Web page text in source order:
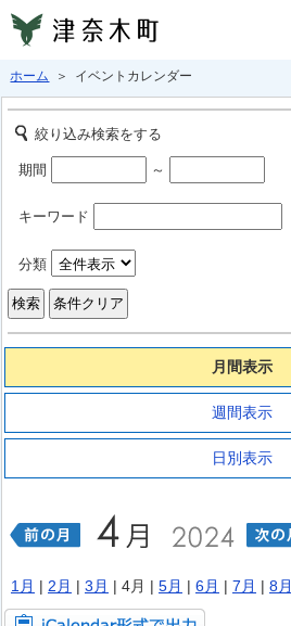
ホーム ＞ イベントカレンダー
絞り込み検索をする
期間 ～
キーワード
分類
月間表示
週間表示
日別表示
1月 | 2月 | 3月 | 4月 | 5月 | 6月 | 7月 | 8月